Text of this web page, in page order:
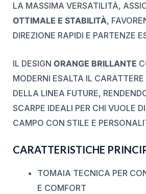
LA MASSIMA VERSATILITÀ,
OTTIMALE E STABILITÀ,
DIREZIONE RAPIDI E PARTENZE
IL DESIGN ORANGE BRILLANTE
MODERNI ESALTA IL
DELLA LINEA FUTURE,
SCARPE IDEALI PER CHI VUOLE
CAMPO CON STILE E
CARATTERISTICHE
TOMAIA TECNICA PER
E COMFORT